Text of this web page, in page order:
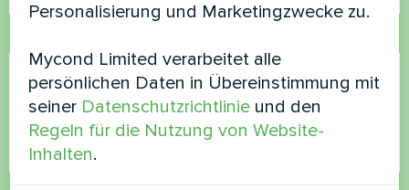
Personalisierung und Marketingzwecke zu.
Mycond Limited verarbeitet alle
persönlichen Daten in Übereinstimmung mit
seiner Datenschutzrichtlinie und den
Regeln für die Nutzung von Website-
Inhalten.